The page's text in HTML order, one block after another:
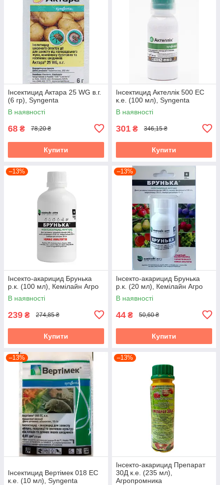
Інсектицид Актара 25 WG в.г.
(6 гр), Syngenta
В наявності
68 ₴ 78,20 ₴
Купити
Інсектицид Актеллік 500 ЕС
к.е. (100 мл), Syngenta
В наявності
301 ₴ 346,15 ₴
Купити
–13%
Інсекто-акарицид Брунька
р.к. (100 мл), Кемілайн Агро
В наявності
239 ₴ 274,85 ₴
Купити
–13%
Інсекто-акарицид Брунька
р.к. (20 мл), Кемілайн Агро
В наявності
44 ₴ 50,60 ₴
Купити
–13%
Інсектицид Вертімек 018 EC
к.е. (10 мл), Syngenta
–13%
Інсекто-акарицид Препарат
30Д к.е. (235 мл),
Агропромника